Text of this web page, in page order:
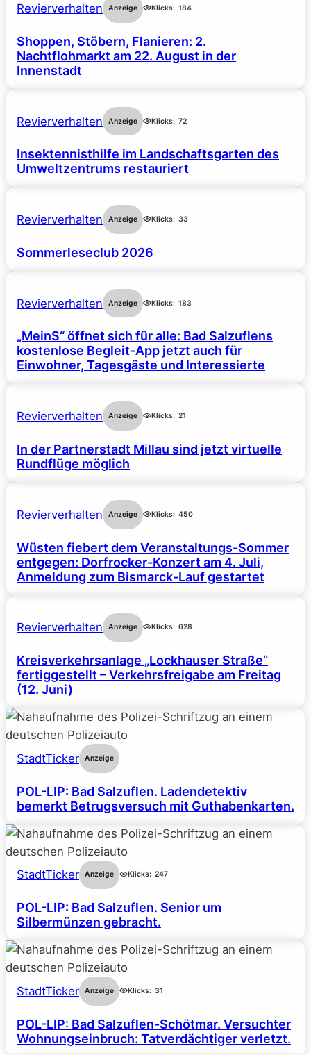
Revierverhalten Anzeige Klicks: 184
Shoppen, Stöbern, Flanieren: 2.
Nachtflohmarkt am 22. August in der
Innenstadt
Revierverhalten Anzeige Klicks: 72
Insektennisthilfe im Landschaftsgarten des
Umweltzentrums restauriert
Revierverhalten Anzeige Klicks: 33
Sommerleseclub 2026
Revierverhalten Anzeige Klicks: 183
„MeinS“ öffnet sich für alle: Bad Salzuflens
kostenlose Begleit-App jetzt auch für
Einwohner, Tagesgäste und Interessierte
Revierverhalten Anzeige Klicks: 21
In der Partnerstadt Millau sind jetzt virtuelle
Rundflüge möglich
Revierverhalten Anzeige Klicks: 450
Wüsten fiebert dem Veranstaltungs-Sommer
entgegen: Dorfrocker-Konzert am 4. Juli,
Anmeldung zum Bismarck-Lauf gestartet
Revierverhalten Anzeige Klicks: 628
Kreisverkehrsanlage „Lockhauser Straße“
fertiggestellt – Verkehrsfreigabe am Freitag
(12. Juni)
StadtTicker Anzeige
POL-LIP: Bad Salzuflen. Ladendetektiv
bemerkt Betrugsversuch mit Guthabenkarten.
StadtTicker Anzeige Klicks: 247
POL-LIP: Bad Salzuflen. Senior um
Silbermünzen gebracht.
StadtTicker Anzeige Klicks: 31
POL-LIP: Bad Salzuflen-Schötmar. Versuchter
Wohnungseinbruch: Tatverdächtiger verletzt.